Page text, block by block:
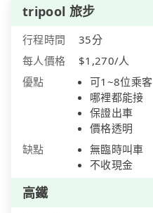
tripool 旅步
行程時間
35分
每人價格
$1,270/人
優點
可1~8位乘客
哪裡都能接
保證出車
價格透明
缺點
無臨時叫車
不收現金
高鐵